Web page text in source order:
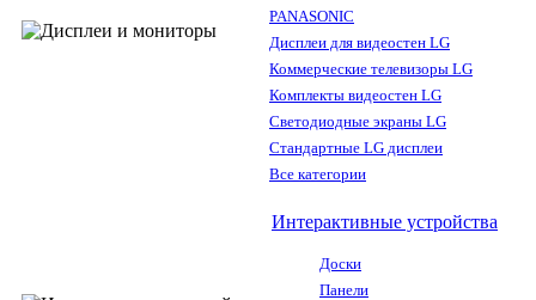
PANASONIC
Дисплеи для видеостен LG
Коммерческие телевизоры LG
Комплекты видеостен LG
Светодиодные экраны LG
Стандартные LG дисплеи
Все категории
Интерактивные устройства
Доски
Панели